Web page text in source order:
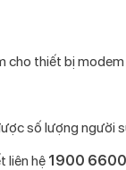
cho thiết bị modem
số lượng người
liên hệ 1900 6600